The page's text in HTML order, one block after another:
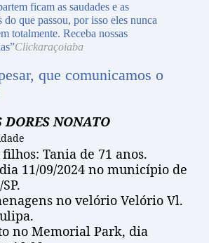
ficam as saudades e as
do que passou, por isso eles nunca
totalmente. Receba nossas
Clickaraçoiaba
que comunicamos o
NONATO
Tania de 71 anos.
11/09/2024 no município de
no velório Velório Vl.
no Memorial Park, dia